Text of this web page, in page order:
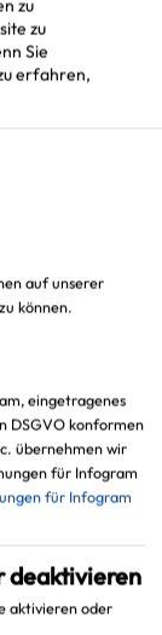
zu
zu
Sie
erfahren,
auf unserer
können.
eingetragenes
DSGVO konformen
übernehmen wir
für Infogram
für Infogram
deaktivieren
aktivieren oder